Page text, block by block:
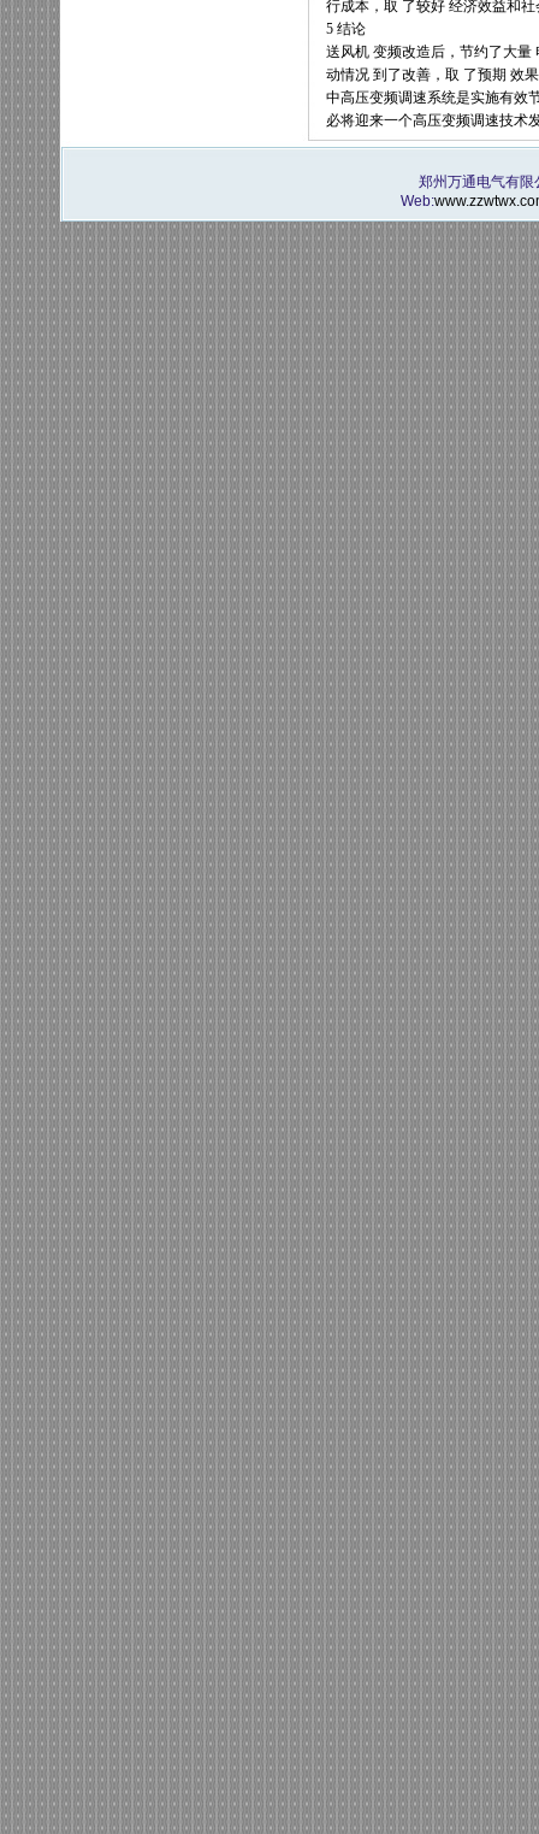
行成本，取 了较好 经济效益和
5 结论
送风机 变频改造后，节约了大量
动情况 到了改善，取 了预期 效
中高压变频调速系统是实施有效
必将迎来一个高压变频调速技术
郑州万通电气有限
Web: